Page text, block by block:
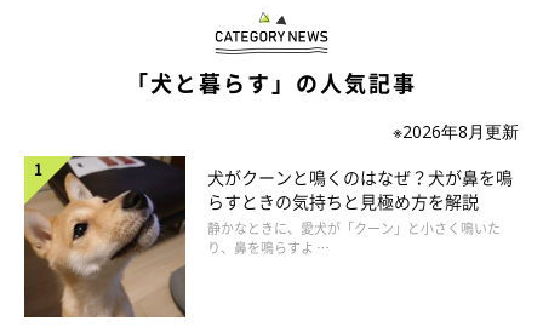
転がってきたボールを私が拾ってまた投げる。すると、そのボー
ルをくわえてまた転がす。普通ボール遊びといえば、投げたボー
「犬と暮らす」の人気記事
※2026年8月更新
犬がクーンと鳴くのはなぜ？犬が鼻を鳴
らすときの気持ちと見極め方を解説
静かなときに、愛犬が「クーン」と小さく鳴いた
り、鼻を鳴らすよ …